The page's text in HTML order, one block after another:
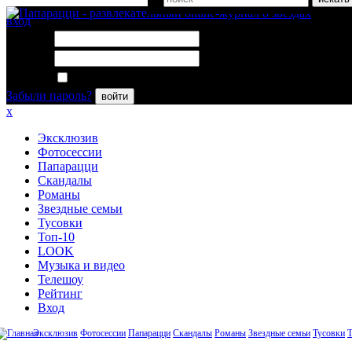
вход
Забыли пароль?
войти
x
Эксклюзив
Фотосессии
Папарацци
Скандалы
Романы
Звездные семьи
Тусовки
Топ-10
LOOK
Музыка и видео
Телешоу
Рейтинг
Вход
Эксклюзив Фотосессии Папарацци Скандалы Романы Звездные семьи Тусовки